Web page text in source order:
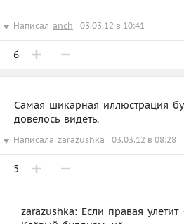
Написал anch 03.03.12 в 10:41
6
Самая шикарная иллюстрация
довелось видеть.
Написала zarazushka 03.03.12 в 08:28
5
zarazushka: Если правая улетит